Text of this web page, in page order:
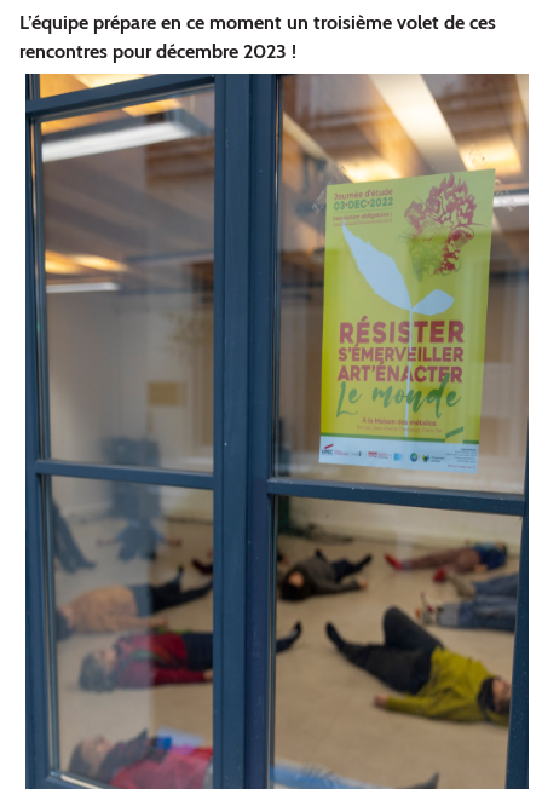
L’équipe prépare en ce moment un troisième volet de ces
rencontres pour décembre 2023 !